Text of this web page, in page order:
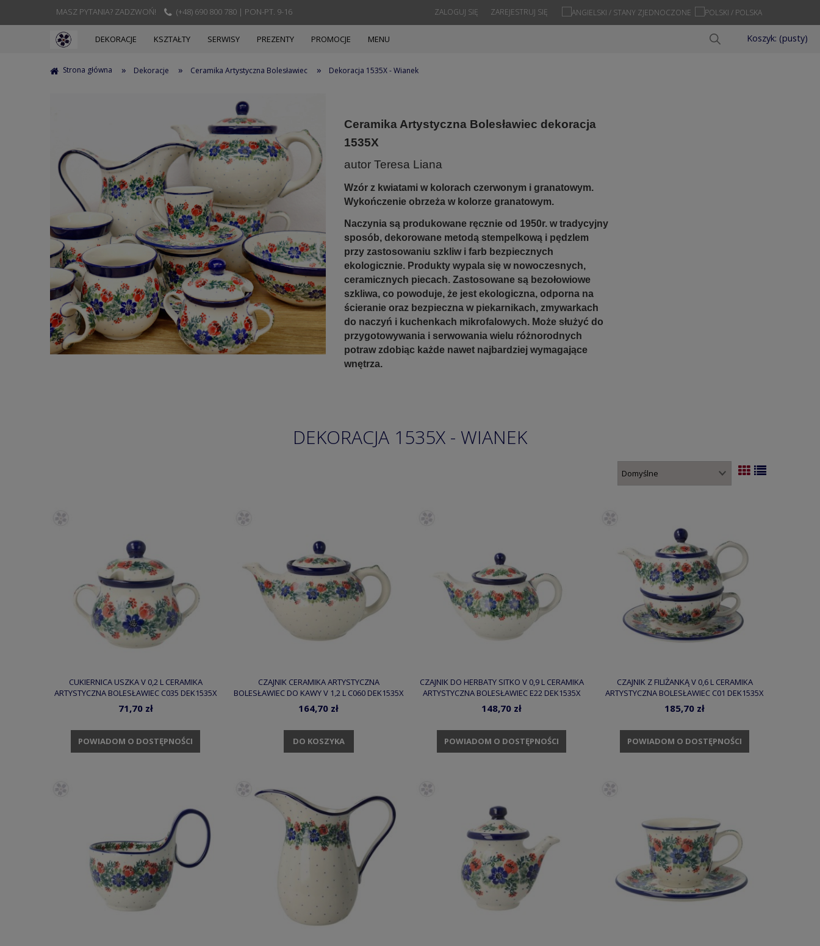
MASZ PYTANIA? ZADZWOŃ! (+48) 690 800 780 | PON-PT. 9-16 ZAREJESTRUJ SIĘ
ZALOGUJ SIĘ
Koszyk: (pusty)
DEKORACJE KSZTAŁTY SERWISY PREZENTY PROMOCJE MENU
Strona główna » Dekoracje » Ceramika Artystyczna Bolesławiec » Dekoracja 1535X - Wianek
Ceramika Artystyczna Bolesławiec dekoracja
1535X
autor Teresa Liana
Wzór z kwiatami w kolorach czerwonym i granatowym.
Wykończenie obrzeża w kolorze granatowym.
Naczynia są produkowane ręcznie od 1950r. w tradycyjny
sposób, dekorowane metodą stempelkową i pędzlem
przy zastosowaniu szkliw i farb bezpiecznych
ekologicznie. Produkty wypala się w nowoczesnych,
ceramicznych piecach. Zastosowane są bezołowiowe
szkliwa, co powoduje, że jest ekologiczna, odporna na
ścieranie oraz bezpieczna w piekarnikach, zmywarkach
do naczyń i kuchenkach mikrofalowych. Może służyć do
przygotowywania i serwowania wielu różnorodnych
potraw zdobiąc każde nawet najbardziej wymagające
wnętrza.
DEKORACJA 1535X - WIANEK
CUKIERNICA USZKA V 0,2 L CERAMIKA
ARTYSTYCZNA BOLESŁAWIEC C035 DEK1535X
71,70 zł
POWIADOM O DOSTĘPNOŚCI
CZAJNIK CERAMIKA ARTYSTYCZNA
BOLESŁAWIEC DO KAWY V 1,2 L C060 DEK1535X
164,70 zł
DO KOSZYKA
CZAJNIK DO HERBATY SITKO V 0,9 L CERAMIKA
ARTYSTYCZNA BOLESŁAWIEC E22 DEK1535X
148,70 zł
POWIADOM O DOSTĘPNOŚCI
CZAJNIK Z FILIŻANKĄ V 0,6 L CERAMIKA
ARTYSTYCZNA BOLESŁAWIEC C01 DEK1535X
185,70 zł
POWIADOM O DOSTĘPNOŚCI